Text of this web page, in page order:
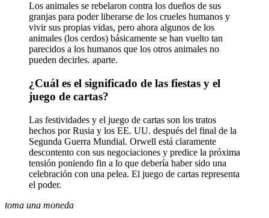
Los animales se rebelaron contra los dueños de sus
granjas para poder liberarse de los crueles humanos y
vivir sus propias vidas, pero ahora algunos de los
animales (los cerdos) básicamente se han vuelto tan
parecidos a los humanos que los otros animales no
pueden decirles. aparte.
¿Cuál es el significado de las fiestas y el
juego de cartas?
Las festividades y el juego de cartas son los tratos
hechos por Rusia y los EE. UU. después del final de la
Segunda Guerra Mundial. Orwell está claramente
descontento con sus negociaciones y predice la próxima
tensión poniendo fin a lo que debería haber sido una
celebración con una pelea. El juego de cartas representa
el poder.
toma una moneda